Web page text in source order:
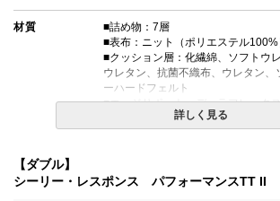
材質
■詰め物：7層
■表布：ニット（ポリエステル100%
■クッション層：化繊綿、ソフトウ
ウレタン、抗菌不織布、ウレタン、
ーハードフェルト
■エッジサポート：デュラフレック
■対応ボックスシーツ：H35タイプ
生産国 日本
詳しく見る
【ダブル】
シーリー・レスポンス パフォーマンスTT II